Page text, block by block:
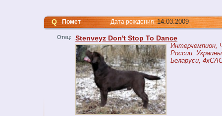
Q-ПометДата рождения:14.03.2009
Отец: Stenveyz Don't Stop To Dance
Интерчемпион,
России,
Беларуси,